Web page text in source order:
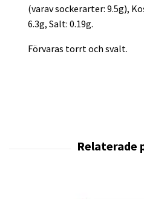
(varav sockerarter: 9.5g),
6.3g, Salt: 0.19g.
Förvaras torrt och svalt.